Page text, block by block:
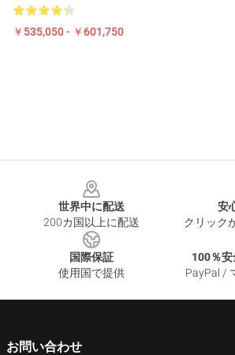
￥535,050 - ￥601,750
世界中に配送
200カ国以上に配送
安
クリック
国際保証
使用国で提供
100％安
PayPal /
お問い合わせ